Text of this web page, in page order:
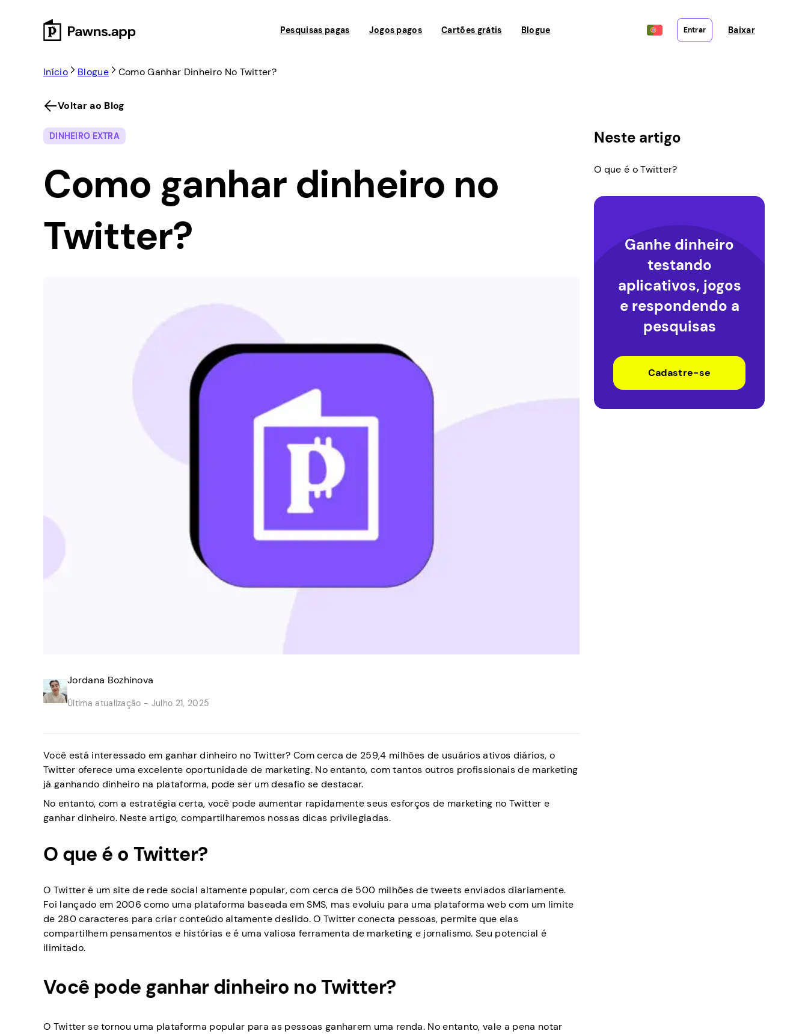
Pesquisas pagas Jogos pagos Cartões grátis Blogue Entrar Baixar
Início Blogue Como Ganhar Dinheiro No Twitter?
Voltar ao Blog
DINHEIRO EXTRA
Como ganhar dinheiro no
Twitter?
Jordana Bozhinova
Última atualização - Julho 21, 2025
Você está interessado em ganhar dinheiro no Twitter? Com cerca de 259,4 milhões de usuários ativos diários, o
Twitter oferece uma excelente oportunidade de marketing. No entanto, com tantos outros profissionais de marketing
já ganhando dinheiro na plataforma, pode ser um desafio se destacar.
No entanto, com a estratégia certa, você pode aumentar rapidamente seus esforços de marketing no Twitter e
ganhar dinheiro. Neste artigo, compartilharemos nossas dicas privilegiadas.
O que é o Twitter?
O Twitter é um site de rede social altamente popular, com cerca de 500 milhões de tweets enviados diariamente.
Foi lançado em 2006 como uma plataforma baseada em SMS, mas evoluiu para uma plataforma web com um limite
de 280 caracteres para criar conteúdo altamente deslido. O Twitter conecta pessoas, permite que elas
compartilhem pensamentos e histórias e é uma valiosa ferramenta de marketing e jornalismo. Seu potencial é
ilimitado.
Você pode ganhar dinheiro no Twitter?
O Twitter se tornou uma plataforma popular para as pessoas ganharem uma renda. No entanto, vale a pena notar
Neste artigo
O que é o Twitter?
Ganhe dinheiro
testando
aplicativos, jogos
e respondendo a
pesquisas
Cadastre-se